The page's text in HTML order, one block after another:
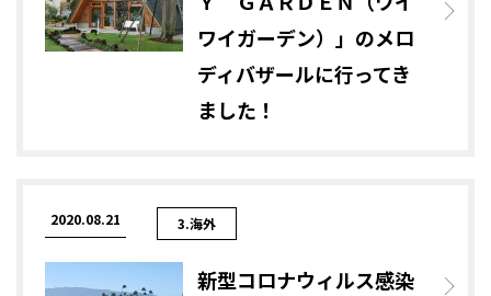
ワイガーデン）」のメロ
ディバザールに行ってき
ました！
2020.08.21 3.海外
新型コロナウィルス感染